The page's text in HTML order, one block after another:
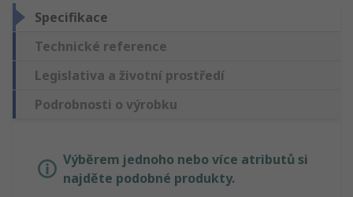
Specifikace
Technické reference
Legislativa a životní prostředí
Podrobnosti o výrobku
Výběrem jednoho nebo více atributů si
najděte podobné produkty.